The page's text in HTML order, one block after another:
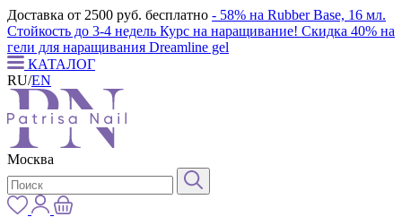
Доставка от 2500 руб. бесплатно - 58% на Rubber Base, 16 мл.
Стойкость до 3-4 недель Курс на наращивание! Скидка 40% на
гели для наращивания Dreamline gel
КАТАЛОГ
RU/EN
Москва